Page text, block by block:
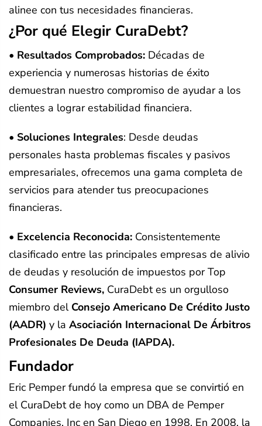
alinee con tus necesidades financieras.
¿Por qué Elegir CuraDebt?
• Resultados Comprobados: Décadas de
experiencia y numerosas historias de éxito
demuestran nuestro compromiso de ayudar a los
clientes a lograr estabilidad financiera.
• Soluciones Integrales: Desde deudas
personales hasta problemas fiscales y pasivos
empresariales, ofrecemos una gama completa de
servicios para atender tus preocupaciones
financieras.
• Excelencia Reconocida: Consistentemente
clasificado entre las principales empresas de alivio
de deudas y resolución de impuestos porTop
Consumer Reviews, CuraDebt es un orgulloso
miembro del Consejo Americano De Crédito Justo
(AADR) y la Asociación Internacional De Árbitros
Profesionales De Deuda (IAPDA).
Fundador
Eric Pemper fundó la empresa que se convirtió en
el CuraDebt de hoy como un DBA de Pemper
Companies, Inc en San Diego en 1998. En 2008, la